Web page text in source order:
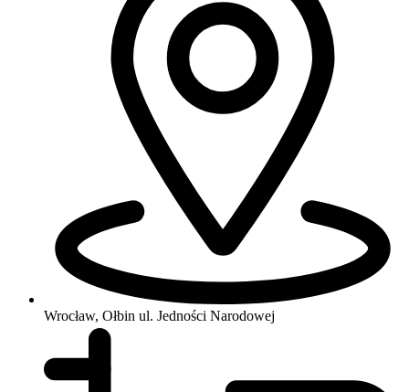
Wrocław, Ołbin ul. Jedności Narodowej